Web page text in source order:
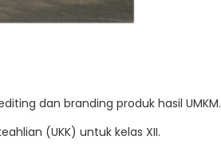
dan branding produk hasil UMKM.
(UKK) untuk kelas XII.